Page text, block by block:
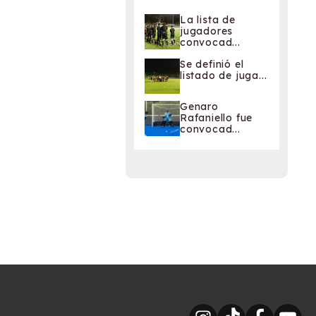
La lista de
jugadores
convocad...
Se definió el
listado de juga...
Genaro
Rafaniello fue
convocad...